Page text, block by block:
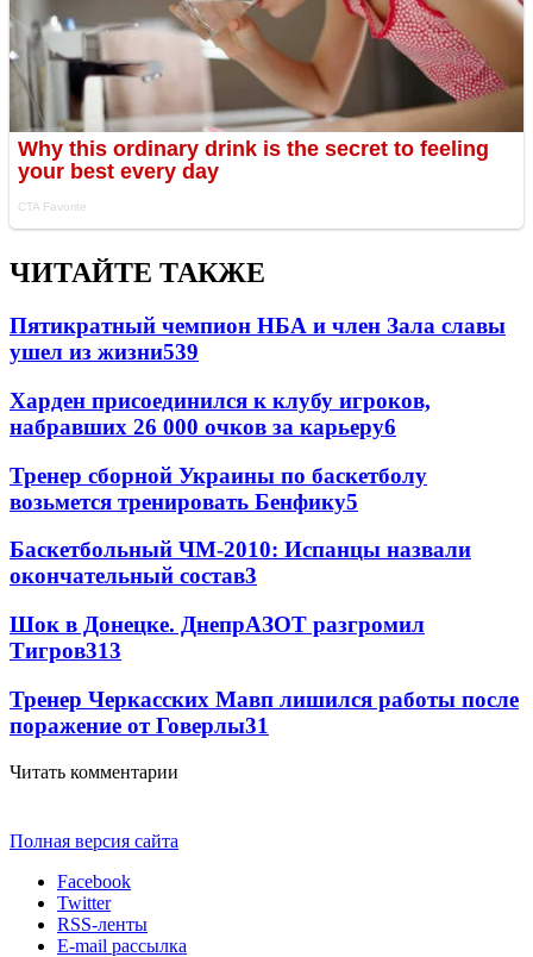
ЧИТАЙТЕ ТАКЖЕ
Пятикратный чемпион НБА и член Зала славы
ушел из жизни539
Харден присоединился к клубу игроков,
набравших 26 000 очков за карьеру6
Тренер сборной Украины по баскетболу
возьмется тренировать Бенфику5
Баскетбольный ЧМ-2010: Испанцы назвали
окончательный состав3
Шок в Донецке. ДнепрАЗОТ разгромил
Тигров313
Тренер Черкасских Мавп лишился работы после
поражение от Говерлы31
Читать комментарии
Полная версия сайта
Facebook
Twitter
RSS-ленты
E-mail рассылка